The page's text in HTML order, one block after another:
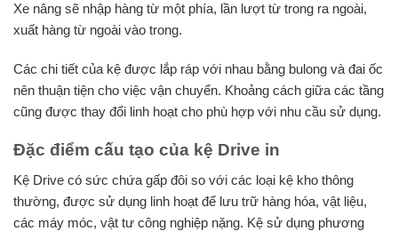
Xe nâng sẽ nhập hàng từ một phía, lần lượt từ trong ra ngoài,
xuất hàng từ ngoài vào trong.
Các chi tiết của kệ được lắp ráp với nhau bằng bulong và đai ốc
nên thuận tiện cho việc vận chuyển. Khoảng cách giữa các tầng
cũng được thay đổi linh hoạt cho phù hợp với nhu cầu sử dụng.
Đặc điểm cấu tạo của kệ Drive in
Kệ Drive có sức chứa gấp đôi so với các loại kệ kho thông
thường, được sử dụng linh hoạt để lưu trữ hàng hóa, vật liệu,
các máy móc, vật tư công nghiệp nặng. Kệ sử dụng phương